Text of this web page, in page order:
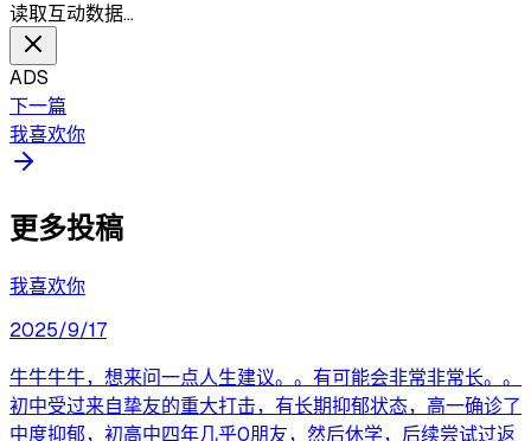
读取互动数据…
ADS
下一篇
我喜欢你
更多投稿
我喜欢你
2025/9/17
牛牛牛牛，想来问一点人生建议。。有可能会非常非常长。。
初中受过来自挚友的重大打击，有长期抑郁状态，高一确诊了
中度抑郁，初高中四年几乎0朋友，然后休学，后续尝试过返